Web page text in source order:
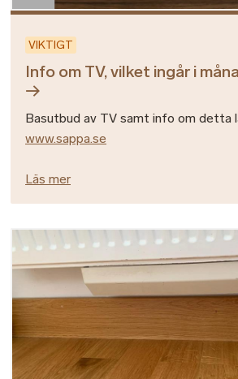
VIKTIGT
Info om TV, vilket ingår i
Basutbud av TV samt info om detta
www.sappa.se
Läs mer